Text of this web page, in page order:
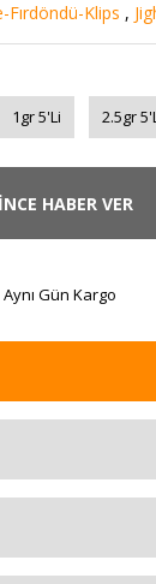
Fırdöndü-Klips ,
1gr 5'Li 2.5gr
HABER VER
Aynı Gün Kargo